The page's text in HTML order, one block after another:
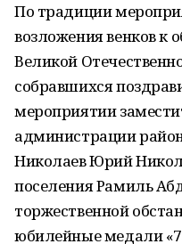
По традиции
возложения венков к
Великой
собравшихся
мероприятии
администрации
Николаев Юрий
поселения Рамиль
торжественной
юбилейные медали